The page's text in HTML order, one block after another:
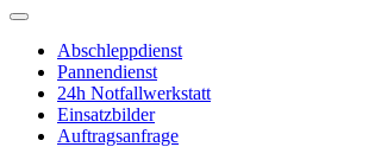
Abschleppdienst
Pannendienst
24h Notfallwerkstatt
Einsatzbilder
Auftragsanfrage